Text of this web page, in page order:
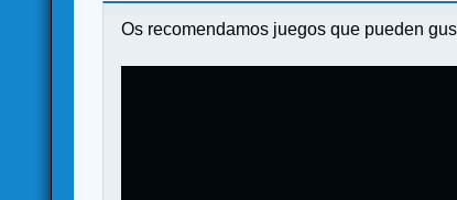
Os recomendamos juegos que pueden